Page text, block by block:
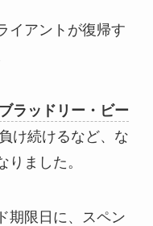
イアントが復帰す
ブラッドリー・ビー
け続けるなど、な
ました。
期限日に、スペン